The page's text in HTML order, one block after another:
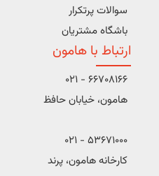
سوالات پرتکرار
باشگاه مشتریان
ارتباط با هامون
66708166 - 021
هامون، خیابان حافظ
53671000 - 021
کارخانه هامون، پرند